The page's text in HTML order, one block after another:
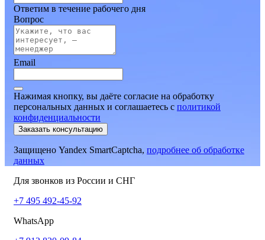
Ответим в течение рабочего дня
Вопрос
Email
Нажимая кнопку, вы даёте согласие на обработку
персональных данных и соглашаетесь c политикой
конфиденциальности
Заказать консультацию
Защищено Yandex SmartCaptcha, подробнее об обработке
данных
Для звонков из России и СНГ
+7 495 492-45-92
WhatsApp